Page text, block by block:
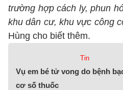
trường hợp cách ly, phun
khu dân cư, khu vực công
Hùng cho biết thêm.
Tin
Vụ em bé tử vong do bệnh
cơ số thuốc